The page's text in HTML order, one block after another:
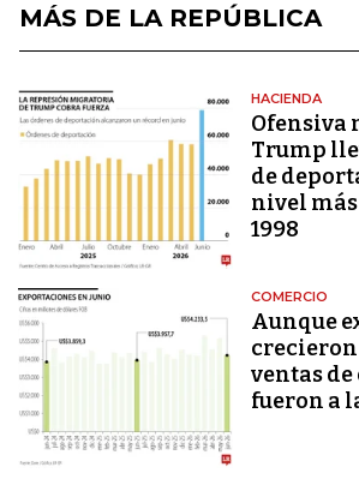
MÁS DE LA REPÚBLICA
HACIENDA
Ofensiva
Trump
de
nivel
1998
COMERCIO
Aunque
crecieron
ventas de
fueron a